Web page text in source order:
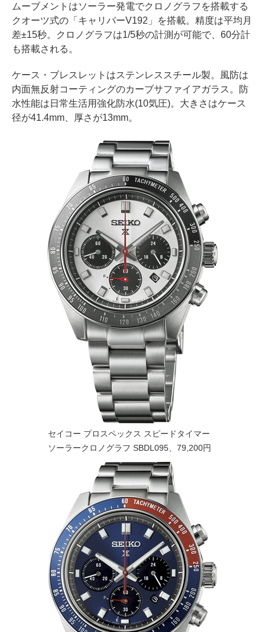
ムーブメントはソーラー発電でクロノグラフを搭載する
クオーツ式の「キャリバーV192」を搭載。精度は平均月
差±15秒。クロノグラフは1/5秒の計測が可能で、60分計
も搭載される。
ケース・ブレスレットはステンレススチール製。風防は
内面無反射コーティングのカーブサファイアガラス。防
水性能は日常生活用強化防水(10気圧)。大きさはケース
径が41.4mm、厚さが13mm。
セイコー プロスペックス スピードタイマー
ソーラークロノグラフ SBDL095、79,200円